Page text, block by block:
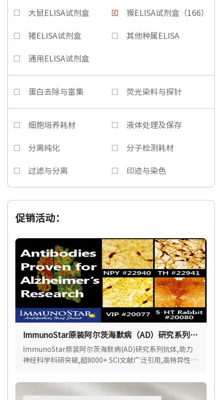
大鼠ELISA试剂盒 猴ELISA试剂盒（166）
猪ELISA试剂盒 其他种属ELISA
通用ELISA试剂盒
蛋白去除与富集 荧光染料与探针
细胞培养耗材 液体处理及保存
分离纯化 分子检测耗材
过滤与分离 印迹与染色
促销活动：
ImmunoStar原装阿尔茨海默病（AD）研究系列抗
体
ImmunoStar原装阿尔茨海默病(AD)研究系列抗体,助力
神经科学科研突破,超8000+ SCI文献广泛引用,高特异性,